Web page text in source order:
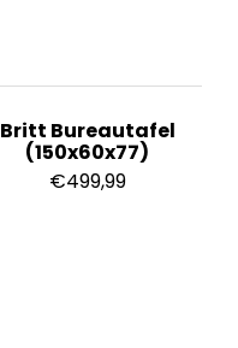
Britt Bureautafel
(150x60x77)
€499,99